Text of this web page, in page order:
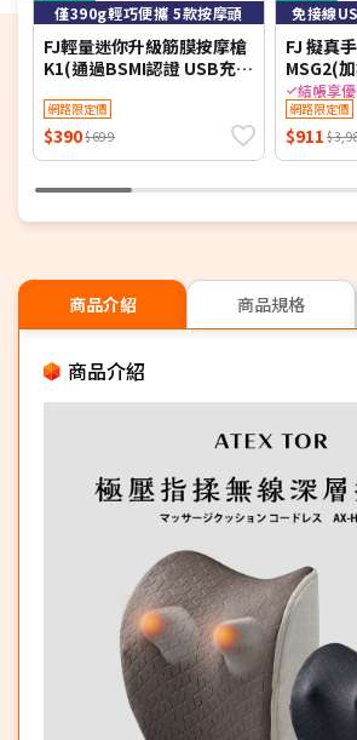
僅390g輕巧便攜 5款按摩頭
FJ輕量迷你升級筋膜按摩槍
K1(通過BSMI認證 USB充電
網路限定價
$390$699
FJ 擬真
MSG2(
禮品送禮
結帳享
網路限定價
$911
商品介紹 商品規格
商品介紹